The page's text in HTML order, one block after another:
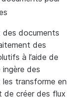
documents
des
à l’aide de
des
transforme en
de créer des flux